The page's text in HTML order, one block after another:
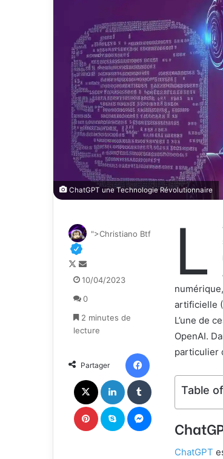
ChatGPT une Technologie Révolutionnaire
L
artificielle
L’une de
OpenAI.
particulier
Table
ChatGPT
">Christiano Btf
F
o
l
o
w
X
n
o
y
e
n
c
o
u
r
r
10/04/2023
0
2 minutes de
lecture
Partager